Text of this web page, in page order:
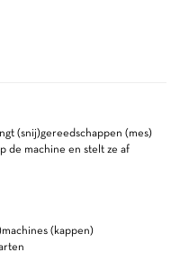
(snij)gereedschappen (mes)
de machine en stelt ze af
(kappen)